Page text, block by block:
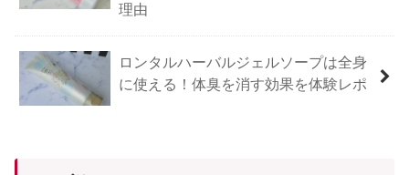
理由
ロンタルハーバルジェルソープは全身
に使える！体臭を消す効果を体験レポ